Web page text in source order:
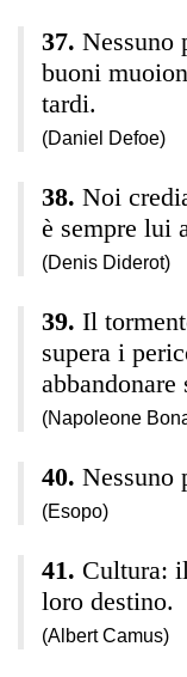
Nessuno
buoni
tardi.
(Daniel Defoe)
Noi
è sempre lui
(Denis Diderot)
Il
supera i
abbandonare
(Napoleone
Nessuno
(Esopo)
Cultura:
loro destino.
(Albert Camus)